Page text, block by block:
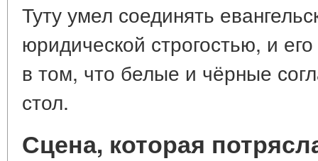
Туту умел соединять
юридической строгостью, и
в том, что белые и чёрные
стол.
Сцена, которая